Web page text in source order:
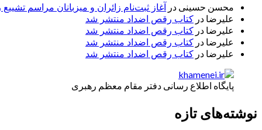
محسن حسینی در آغاز ثبت‌نام زائران و میزبانان مراسم
علیرضا در کتاب رقص اضداد منتشر شد
علیرضا در کتاب رقص اضداد منتشر شد
علیرضا در کتاب رقص اضداد منتشر شد
علیرضا در کتاب رقص اضداد منتشر شد
پایگاه اطلاع رسانی دفتر مقام معظم رهبری
نوشته‌های تازه